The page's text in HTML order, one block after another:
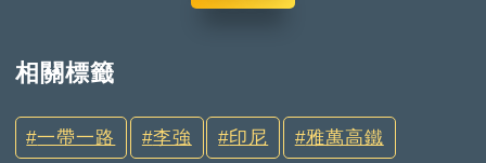
相關標籤
一帶一路 李強 印尼 雅萬高鐵